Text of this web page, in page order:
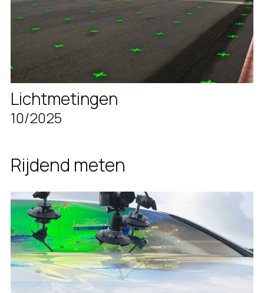
Lichtmetingen
10/2025
Rijdend meten